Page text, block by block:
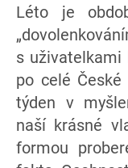
Léto je
s uživatelkami
po celé
týden v
naší krásné
formou